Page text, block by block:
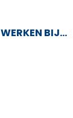
WERKEN BIJ…